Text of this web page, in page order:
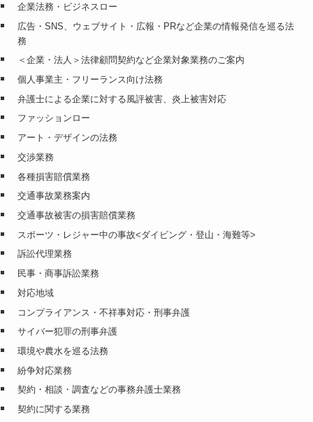
企業法務・ビジネスロー
広告・SNS、ウェブサイト・広報・PRなど企業の情報発信を巡る法
務
＜企業・法人＞法律顧問契約など企業対象業務のご案内
個人事業主・フリーランス向け法務
弁護士による企業に対する風評被害、炎上被害対応
ファッションロー
アート・デザインの法務
交渉業務
各種損害賠償業務
交通事故業務案内
交通事故被害の損害賠償業務
スポーツ・レジャー中の事故<ダイビング・登山・海難等>
訴訟代理業務
民事・商事訴訟業務
対応地域
コンプライアンス・不祥事対応・刑事弁護
サイバー犯罪の刑事弁護
環境や農水を巡る法務
紛争対応業務
契約・相談・調査などの事務弁護士業務
契約に関する業務